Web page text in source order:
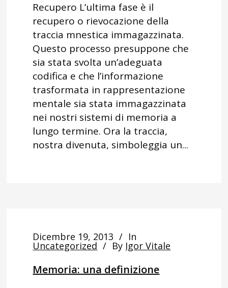
Recupero L’ultima fase è il
recupero o rievocazione della
traccia mnestica immagazzinata.
Questo processo presuppone che
sia stata svolta un’adeguata
codifica e che l’informazione
trasformata in rappresentazione
mentale sia stata immagazzinata
nei nostri sistemi di memoria a
lungo termine. Ora la traccia,
nostra divenuta, simboleggia un...
Dicembre 19, 2013 In
Uncategorized By Igor Vitale
Memoria: una definizione